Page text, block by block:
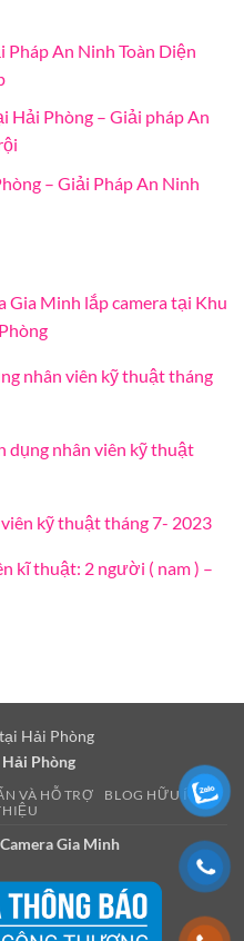
Pháp An Ninh Toàn Diện
Hải Phòng – Giải pháp An
– Giải Pháp An Ninh
Gia Minh lắp camera tại Khu
nhân viên kỹ thuật tháng
dụng nhân viên kỹ thuật
kỹ thuật tháng 7- 2023
kĩ thuật: 2 người ( nam ) –
Hải Phòng
Hải Phòng
VÀ HỖ TRỢ
BLOG HỮU ÍCH
Camera Gia Minh